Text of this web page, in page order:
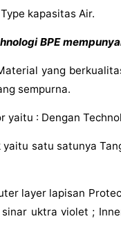
kapasitas Air.
BPE
yang
sempurna.
yaitu : Dengan
satu satunya
layer lapisan
uktra violet ;